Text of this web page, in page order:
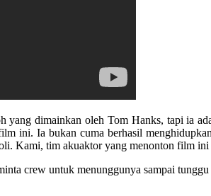
dimainkan oleh Tom Hanks, tapi ia
ini. Ia bukan cuma berhasil
Kami, tim akuaktor yang menonton film ini
crew untuk menunggunya sampai